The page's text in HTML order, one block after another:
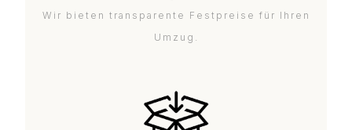
Wir bieten transparente Festpreise für Ihren
Umzug.